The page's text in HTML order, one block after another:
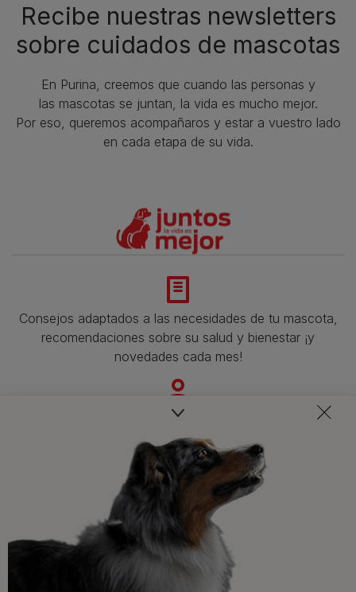
Recibe nuestras newsletters
sobre cuidados de mascotas​
En Purina, creemos que cuando las personas y
las mascotas se juntan, la vida es mucho mejor.
Por eso, queremos acompañaros y estar a vuestro lado
en cada etapa de su vida.​
Consejos adaptados a las necesidades de tu mascota,
recomendaciones sobre su salud y bienestar ¡y
novedades cada mes!
Veterinarios, nutricionistas y expertos en perros y gatos
para resolver todas tus dudas.​
Promociones, concursos, descuentos y ofertas de
todas nuestras marcas.​
¡No te lo pierdas, únete a Purina y empieza
a disfrutar ya de las ventajas!​